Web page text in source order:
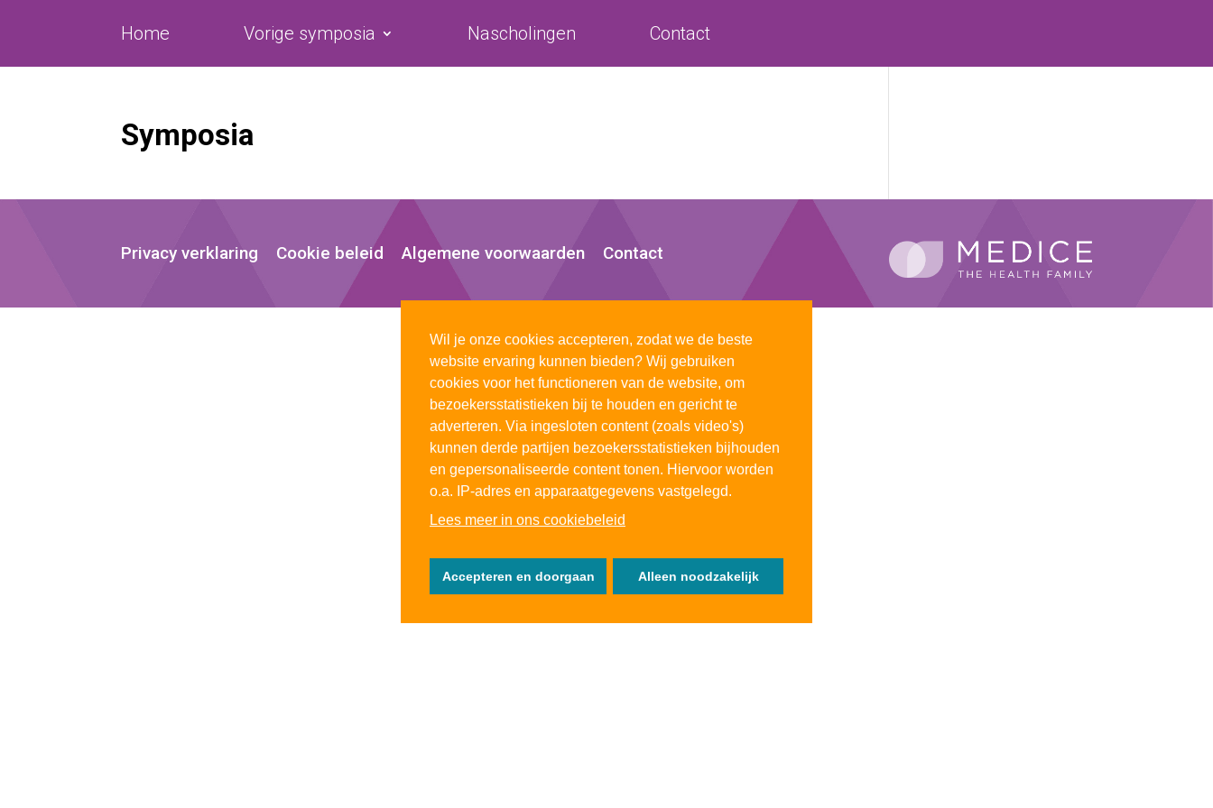
Wil je onze cookies accepteren, zodat we de beste
website ervaring kunnen bieden? Wij gebruiken
cookies voor het functioneren van de website, om
bezoekersstatistieken bij te houden en gericht te
adverteren. Via ingesloten content (zoals video's)
kunnen derde partijen bezoekersstatistieken bijhouden
en gepersonaliseerde content tonen. Hiervoor worden
o.a. IP-adres en apparaatgegevens vastgelegd.
Lees meer in ons cookiebeleid
Accepteren en doorgaan Alleen noodzakelijk
Home Vorige symposia Nascholingen Contact
Symposia
Privacy verklaring Cookie beleid Algemene voorwaarden Contact